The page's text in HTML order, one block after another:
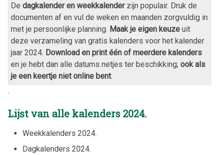
De dagkalender en weekkalenderzijn populair. Druk de
documenten af en vul de weken en maanden zorgvuldig in
met je persoonlijke planning. Maak je eigen keuze uit
deze verzameling van gratis kalenders voor het kalender
jaar 2024. Download en print één of meerdere kalenders
en je hebt dan alle datums netjes ter beschikking; ook als
je een keertje niet online bent.
.
Lijst van alle kalenders 2024.
Weekkalenders 2024.
Dagkalenders 2024.